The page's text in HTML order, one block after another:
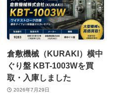
倉敷機械（KURAKI）横中
ぐり盤 KBT-1003Wを買
取・入庫しました
2026年7月29日